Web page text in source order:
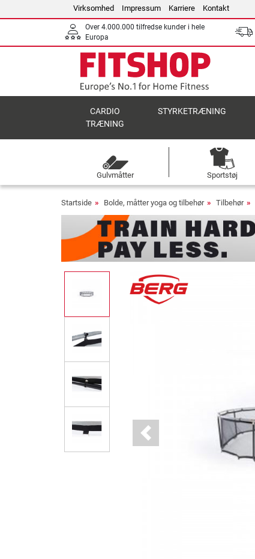
Virksomhed Impressum Karriere Kontakt
Over 4.000.000 tilfredse kunder i hele
Europa
CARDIO
TRÆNING
STYRKETRÆNING
Gulvmåtter Sportstøj
Startside Bolde, måtter yoga og tilbehør Tilbehør
Previous